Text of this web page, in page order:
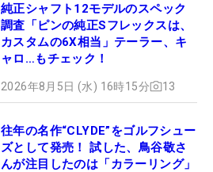
純正シャフト12モデルのスペック
調査「ピンの純正Sフレックスは、
カスタムの6X相当」テーラー、キ
ャロ…もチェック！
2026年8月5日 (水) 16時15分 13
往年の名作“CLYDE”をゴルフシュー
ズとして発売！ 試した、鳥谷敬さ
んが注目したのは「カラーリング」